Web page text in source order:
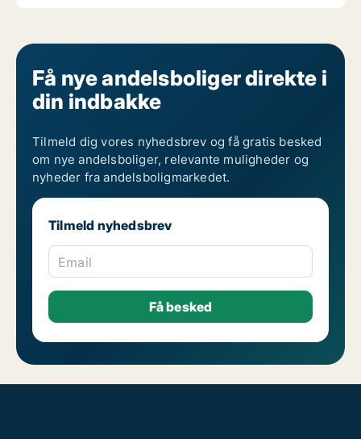
Få nye andelsboliger direkte i
din indbakke
Tilmeld dig vores nyhedsbrev og få gratis besked
om nye andelsboliger, relevante muligheder og
nyheder fra andelsboligmarkedet.
Tilmeld nyhedsbrev
Email